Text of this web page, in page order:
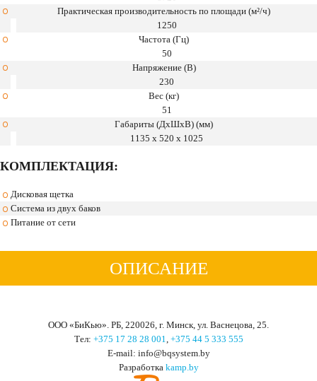
Практическая производительность по площади (м²/ч)
1250
Частота (Гц)
50
Напряжение (В)
230
Вес (кг)
51
Габариты (ДхШхВ) (мм)
1135 x 520 x 1025
КОМПЛЕКТАЦИЯ:
Дисковая щетка
Система из двух баков
Питание от сети
ОПИСАНИЕ
ООО «БиКью». РБ, 220026, г. Минск, ул. Васнецова, 25.
Тел: +375 17 28 28 001 +375 44 5 333 555
Е-mail: info@bqsystem.by
Разработка kamp.by